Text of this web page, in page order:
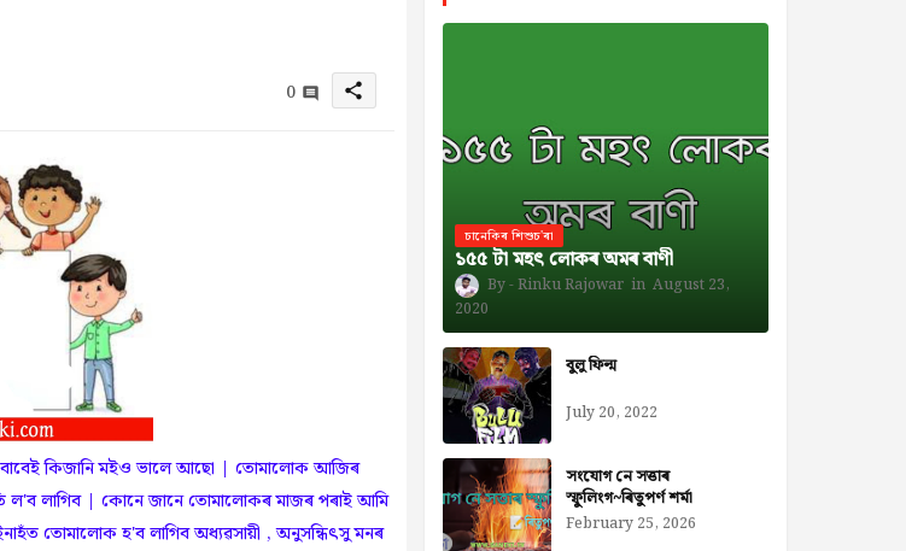
0 share
কিজানি মইও ভালে আছো | তোমালোক আজিৰ
ল'ব লাগিব | কোনে জানে তোমালোকৰ মাজৰ পৰাই আমি
তোমালোক হ'ব লাগিব অধ্যৱসায়ী , অনুসন্ধিৎসু মনৰ
চানেকিৰ শিশুচ'ৰা
১৫৫ টা মহৎ লোকৰ অমৰ বাণী
Rinku Rajowar
August 23,
2020
বুলু ফিল্ম
July 20, 2022
সংযোগ নে সত্তাৰ
স্ফুলিংগ~ৰিতুপৰ্ণ শৰ্মা
February 25, 2026